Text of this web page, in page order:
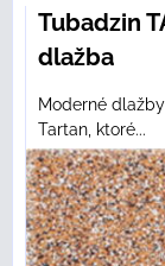
Tubadzin
dlažba
Moderné
Tartan, ktoré...